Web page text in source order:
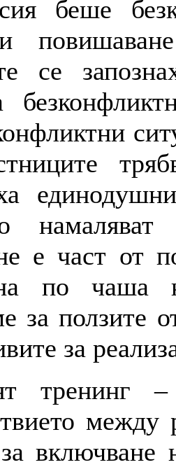
беше
се
е част от
по чаша
за ползите
за
тренинг
включване